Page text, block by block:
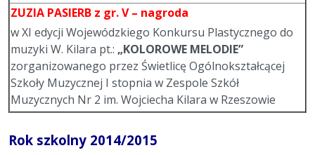
ZUZIA PASIERB z gr. V – nagroda
w XI edycji Wojewódzkiego Konkursu Plastycznego do
muzyki W. Kilara pt.: „KOLOROWE MELODIE”
zorganizowanego przez Świetlicę Ogólnokształcącej
Szkoły Muzycznej I stopnia w Zespole Szkół
Muzycznych Nr 2 im. Wojciecha Kilara w Rzeszowie
Rok szkolny 2014/2015